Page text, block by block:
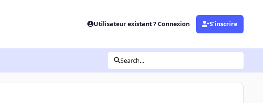
Utilisateur existant ? Connexion S’inscrire
Search...